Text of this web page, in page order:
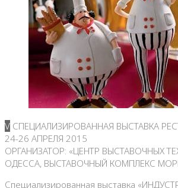
V СПЕЦИАЛИЗИРОВАННАЯ ВЫСТАВКА
24-26 АПРЕЛЯ 2015
ОРГАНИЗАТОР: «ЦЕНТР ВЫСТАВОЧНЫХ
ОДЕССА, ВЫСТАВОЧНЫЙ КОМПЛЕКС
Специализированная выставка